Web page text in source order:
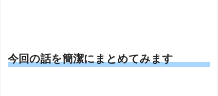
今回の話を簡潔にまとめてみます